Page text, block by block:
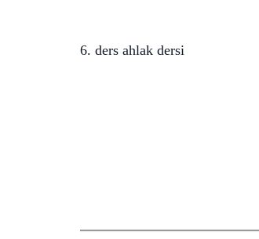
6. ders ahlak dersi